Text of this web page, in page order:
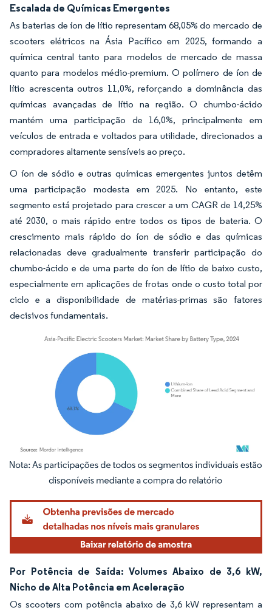
Escalada de Químicas Emergentes
As baterias de íon de lítio representam 68,05% do mercado de
scooters elétricos na Ásia Pacífico em 2025, formando a
química central tanto para modelos de mercado de massa
quanto para modelos médio-premium. O polímero de íon de
lítio acrescenta outros 11,0%, reforçando a dominância das
químicas avançadas de lítio na região. O chumbo-ácido
mantém uma participação de 16,0%, principalmente em
veículos de entrada e voltados para utilidade, direcionados a
compradores altamente sensíveis ao preço.
O íon de sódio e outras químicas emergentes juntos detêm
uma participação modesta em 2025. No entanto, este
segmento está projetado para crescer a um CAGR de 14,25%
até 2030, o mais rápido entre todos os tipos de bateria. O
crescimento mais rápido do íon de sódio e das químicas
relacionadas deve gradualmente transferir participação do
chumbo-ácido e de uma parte do íon de lítio de baixo custo,
especialmente em aplicações de frotas onde o custo total por
ciclo e a disponibilidade de matérias-primas são fatores
decisivos fundamentais.
Imagem © Mordor Intelligence. O reuso requer atribuição conforme CC BY 4.0.
Por Potência de Saída: Volumes Abaixo de 3,6 kW,
Nicho de Alta Potência em Aceleração
Os scooters com potência abaixo de 3,6 kW representam a